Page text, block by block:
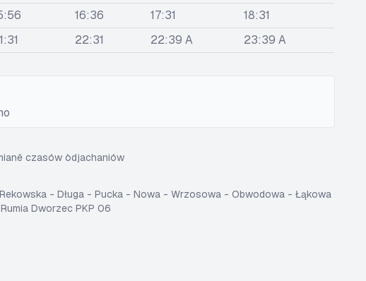
16:36 17:31
18:31
22:31 22:39 A 23:39 A
czasów òdjachaniów
- Długa - Pucka - Nowa - Wrzosowa - Obwodowa - Łąkowa
Dworzec PKP 06